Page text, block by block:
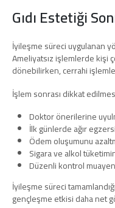
Gıdı Estetiği
İyileşme süreci uygulanan
Ameliyatsız işlemlerde kişi
dönebilirken, cerrahi
İşlem sonrası dikkat
Doktor önerilerine
İlk günlerde ağır
Ödem oluşumunu
Sigara ve alkol
Düzenli kontrol
İyileşme süreci
gençleşme etkisi daha net